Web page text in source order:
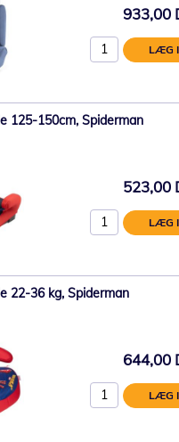
933,00
LÆG
125-150cm, Spiderman
523,00
LÆG
22-36 kg, Spiderman
644,00
LÆG